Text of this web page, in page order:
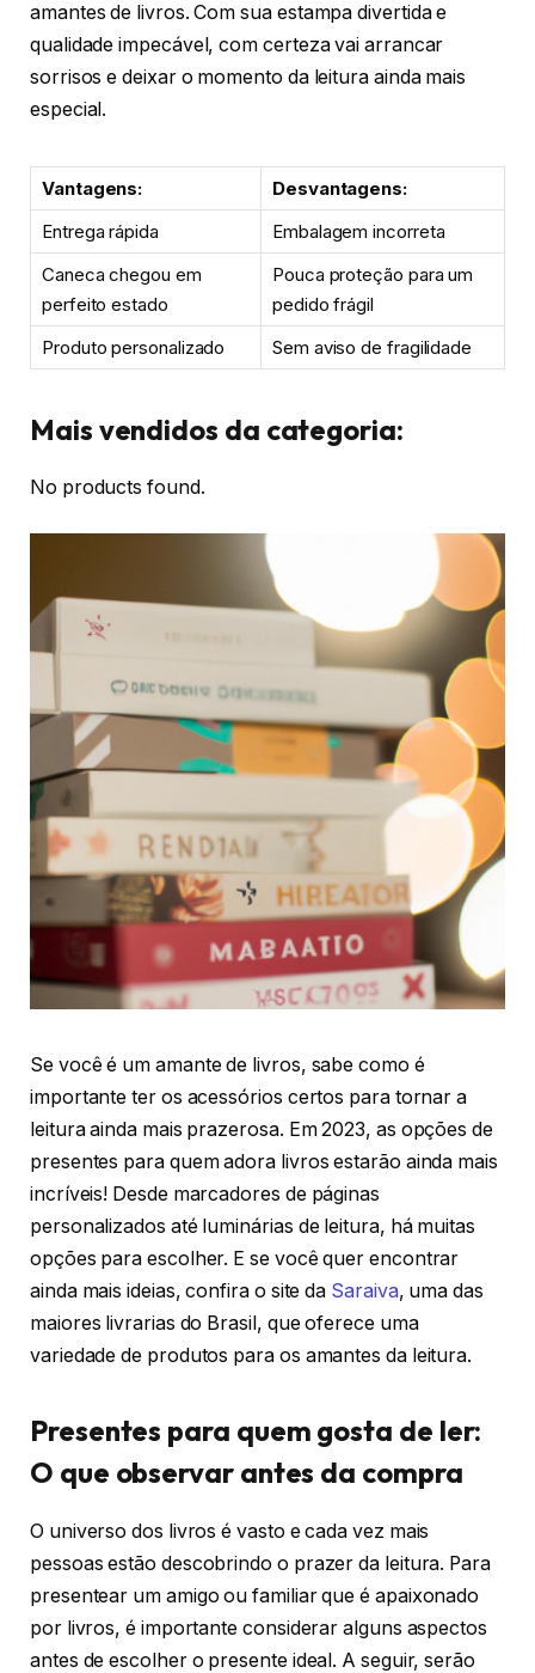
amantes de livros. Com sua estampa divertida e
qualidade impecável, com certeza vai arrancar
sorrisos e deixar o momento da leitura ainda mais
especial.
Vantagens:
Desvantagens:
Entrega rápida
Embalagem incorreta
Caneca chegou em
perfeito estado
Pouca proteção para um
pedido frágil
Produto personalizado
Sem aviso de fragilidade
Mais vendidos da categoria:
No products found.
Se você é um amante de livros, sabe como é
importante ter os acessórios certos para tornar a
leitura ainda mais prazerosa. Em 2023, as opções de
presentes para quem adora livros estarão ainda mais
incríveis! Desde marcadores de páginas
personalizados até luminárias de leitura, há muitas
opções para escolher. E se você quer encontrar
ainda mais ideias, confira o site da Saraiva, uma das
maiores livrarias do Brasil, que oferece uma
variedade de produtos para os amantes da leitura.
Presentes para quem gosta de ler:
O que observar antes da compra
O universo dos livros é vasto e cada vez mais
pessoas estão descobrindo o prazer da leitura. Para
presentear um amigo ou familiar que é apaixonado
por livros, é importante considerar alguns aspectos
antes de escolher o presente ideal. A seguir, serão